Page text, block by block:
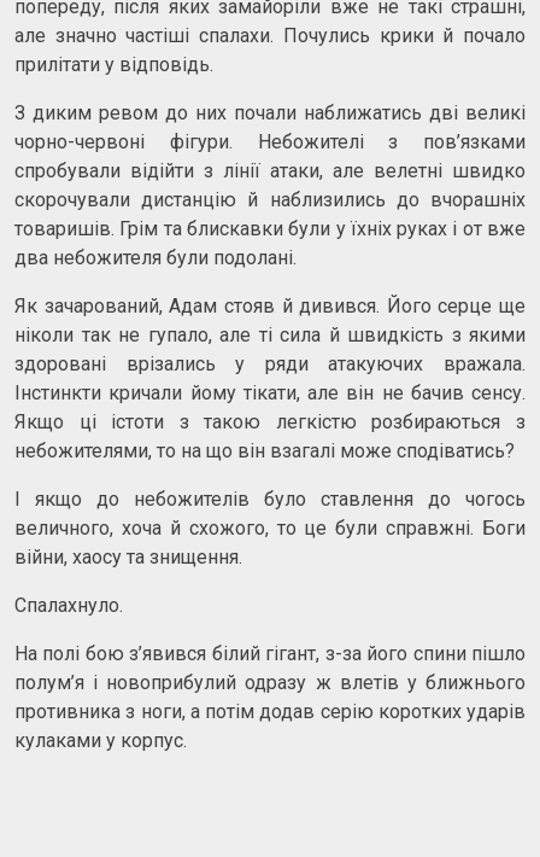
попереду, після яких замайоріли вже не такі страшні,
але значно частіші спалахи. Почулись крики й почало
прилітати у відповідь.
З диким ревом до них почали наближатись дві великі
чорно-червоні фігури. Небожителі з пов’язками
спробували відійти з лінії атаки, але велетні швидко
скорочували дистанцію й наблизились до вчорашніх
товаришів. Грім та блискавки були у їхніх руках і от вже
два небожителя були подолані.
Як зачарований, Адам стояв й дивився. Його серце ще
ніколи так не гупало, але ті сила й швидкість з якими
здоровані врізались у ряди атакуючих вражала.
Інстинкти кричали йому тікати, але він не бачив сенсу.
Якщо ці істоти з такою легкістю розбираються з
небожителями, то на що він взагалі може сподіватись?
І якщо до небожителів було ставлення до чогось
величного, хоча й схожого, то це були справжні. Боги
війни, хаосу та знищення.
Спалахнуло.
На полі бою з’явився білий гігант, з-за його спини пішло
полум’я і новоприбулий одразу ж влетів у ближнього
противника з ноги, а потім додав серію коротких ударів
кулаками у корпус.